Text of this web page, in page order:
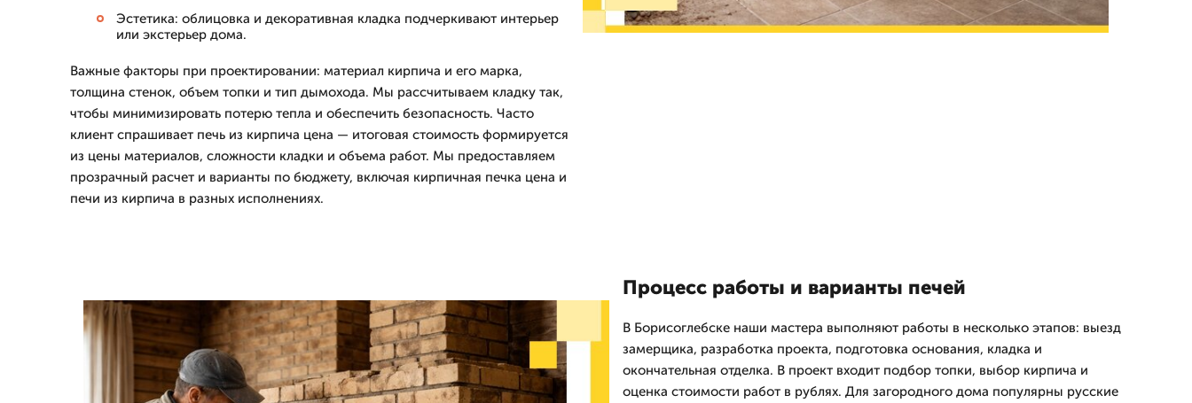
Эстетика: облицовка и декоративная кладка подчеркивают интерьер
или экстерьер дома.
Важные факторы при проектировании: материал кирпича и его марка,
толщина стенок, объем топки и тип дымохода. Мы рассчитываем кладку так,
чтобы минимизировать потерю тепла и обеспечить безопасность. Часто
клиент спрашивает печь из кирпича цена — итоговая стоимость формируется
из цены материалов, сложности кладки и объема работ. Мы предоставляем
прозрачный расчет и варианты по бюджету, включая кирпичная печка цена и
печи из кирпича в разных исполнениях.
Процесс работы и варианты печей
В Борисоглебске наши мастера выполняют работы в несколько этапов: выезд
замерщика, разработка проекта, подготовка основания, кладка и
окончательная отделка. В проект входит подбор топки, выбор кирпича и
оценка стоимости работ в рублях. Для загородного дома популярны русские